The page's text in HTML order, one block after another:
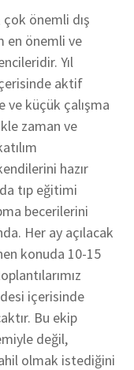
önemli dış
en önemli ve
Yıl
aktif
küçük çalışma
zaman ve
hazır
tıp eğitimi
becerilerini
Her ay açılacak
konuda 10-15
içerisinde
Bu ekip
değil,
olmak istediğini